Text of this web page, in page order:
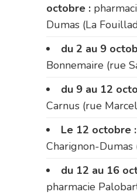
octobre :
Dumas (La
du 2 au 9
Bonnemaire (rue
du 9 au 12
Carnus (rue
Le 12 octobre :
Charignon-Dumas
du 12 au 16
pharmacie